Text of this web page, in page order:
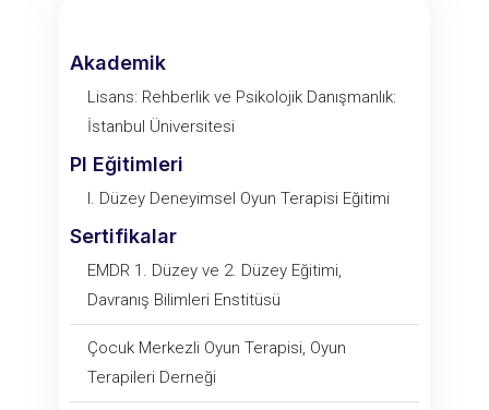
Akademik
Lisans: Rehberlik ve Psikolojik Danışmanlık:
İstanbul Üniversitesi
PI Eğitimleri
I. Düzey Deneyimsel Oyun Terapisi Eğitimi
Sertifikalar
EMDR 1. Düzey ve 2. Düzey Eğitimi,
Davranış Bilimleri Enstitüsü
Çocuk Merkezli Oyun Terapisi, Oyun
Terapileri Derneği